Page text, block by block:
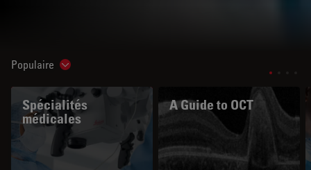
Populaire Show subnavigation
Spécialités
médicales
A Guide to OCT